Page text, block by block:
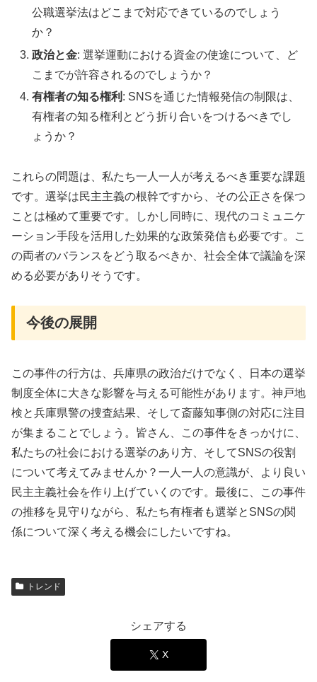
公職選挙法はどこまで対応できているのでしょう
か？
政治と金: 選挙運動における資金の使途について、ど
こまでが許容されるのでしょうか？
有権者の知る権利 : SNSを通じた情報発信の制限は、
有権者の知る権利とどう折り合いをつけるべきでし
ょうか？
これらの問題は、私たち一人一人が考えるべき重要な課題
です。選挙は民主主義の根幹ですから、その公正さを保つ
ことは極めて重要です。しかし同時に、現代のコミュニケ
ーション手段を活用した効果的な政策発信も必要です。こ
の両者のバランスをどう取るべきか、社会全体で議論を深
める必要がありそうです。
今後の展開
この事件の行方は、兵庫県の政治だけでなく、日本の選挙
制度全体に大きな影響を与える可能性があります。神戸地
検と兵庫県警の捜査結果、そして斎藤知事側の対応に注目
が集まることでしょう。皆さん、この事件をきっかけに、
私たちの社会における選挙のあり方、そしてSNSの役割
について考えてみませんか？一人一人の意識が、より良い
民主主義社会を作り上げていくのです。最後に、この事件
の推移を見守りながら、私たち有権者も選挙とSNSの関
係について深く考える機会にしたいですね。
トレンド
シェアする
X